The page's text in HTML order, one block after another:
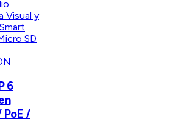
6
PoE /